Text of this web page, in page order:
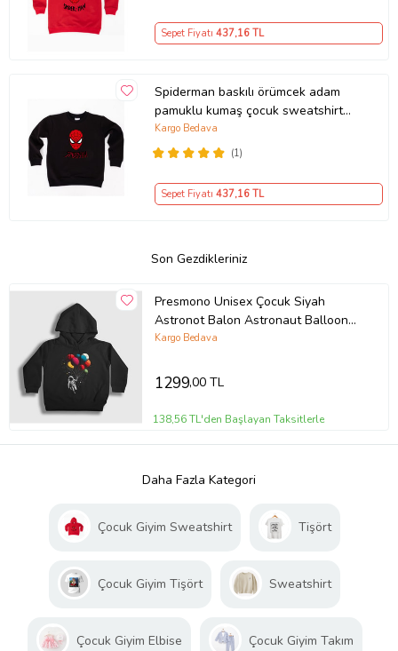
Sepet Fiyatı 437,16 TL
Spiderman baskılı örümcek adam
pamuklu kumaş çocuk sweatshirt
(Siyah)
(1)
Kargo Bedava
Sepet Fiyatı 437,16 TL
Son Gezdikleriniz
Presmono Unisex Çocuk Siyah
Astronot Balon Astronaut Balloon
Kapüşonlu Sweatshirt 420110tt
Kargo Bedava
1299,00 TL
138,56 TL'den Başlayan Taksitlerle
Daha Fazla Kategori
Çocuk Giyim Sweatshirt Tişört
Çocuk Giyim Tişört Sweatshirt
Çocuk Giyim Elbise Çocuk Giyim Takım